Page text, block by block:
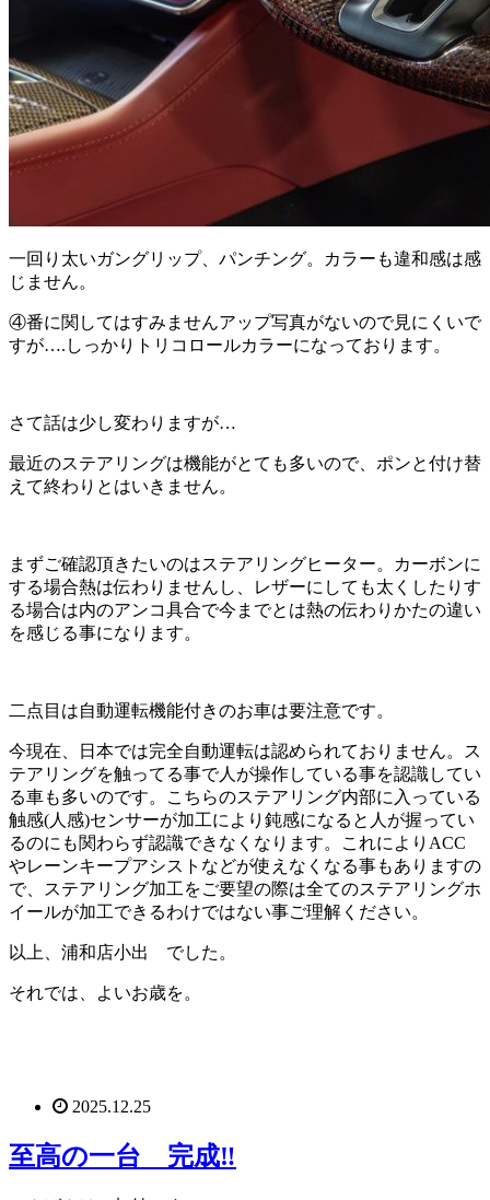
一回り太いガングリップ、パンチング。カラーも違和感は感
じません。
④番に関してはすみませんアップ写真がないので見にくいで
すが….しっかりトリコロールカラーになっております。
さて話は少し変わりますが…
最近のステアリングは機能がとても多いので、ポンと付け替
えて終わりとはいきません。
まずご確認頂きたいのはステアリングヒーター。カーボンに
する場合熱は伝わりませんし、レザーにしても太くしたりす
る場合は内のアンコ具合で今までとは熱の伝わりかたの違い
を感じる事になります。
二点目は自動運転機能付きのお車は要注意です。
今現在、日本では完全自動運転は認められておりません。ス
テアリングを触ってる事で人が操作している事を認識してい
る車も多いのです。こちらのステアリング内部に入っている
触感(人感)センサーが加工により鈍感になると人が握ってい
るのにも関わらず認識できなくなります。これによりACC
やレーンキープアシストなどが使えなくなる事もありますの
で、ステアリング加工をご要望の際は全てのステアリングホ
イールが加工できるわけではない事ご理解ください。
以上、浦和店小出 でした。
それでは、よいお歳を。
2025.12.25
至高の一台 完成‼